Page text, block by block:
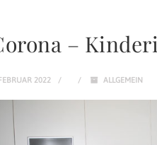
–
2022 ALLGEMEIN